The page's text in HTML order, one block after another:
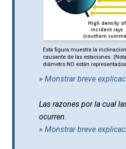
Esta figura muestra la
causante de las estaciones.
diámetro NO están
Monstrar breve
Las razones por la cual
ocurren.
Monstrar breve